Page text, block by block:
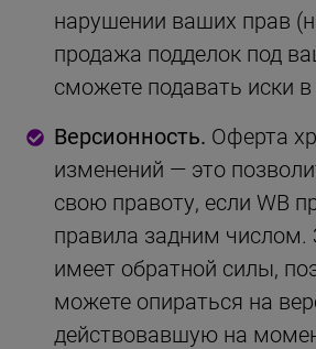
нарушении ваших прав
продажа подделок под
сможете подавать иски в
Версионность. Оферта
изменений — это
свою правоту, если WB
правила задним числом.
имеет обратной силы,
можете опираться на
действовавшую на